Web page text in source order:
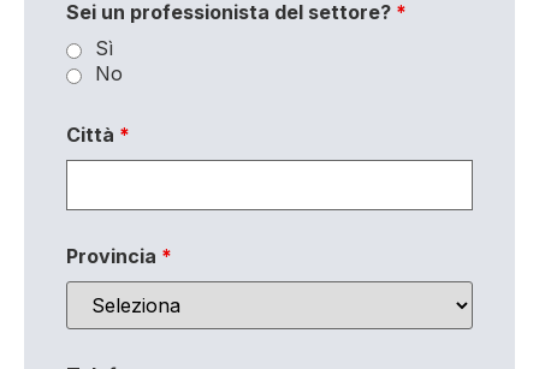
Sei un professionista del settore? *
Sì
No
Città *
Provincia *